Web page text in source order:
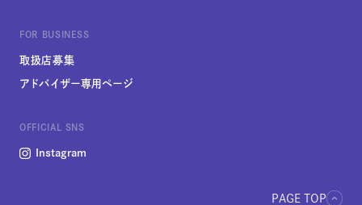
FOR BUSINESS
取扱店募集
アドバイザー専用ページ
OFFICIAL SNS
Instagram
PAGE TOP